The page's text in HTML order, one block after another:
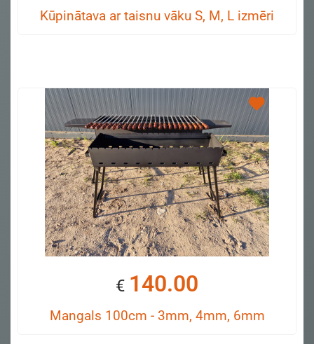
Kūpinātava ar taisnu vāku S, M, L izmēri
€ 140.00
Mangals 100cm - 3mm, 4mm, 6mm